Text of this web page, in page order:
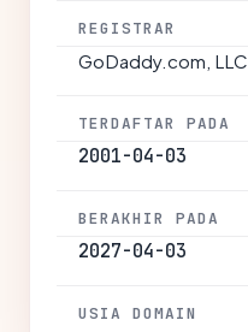
REGISTRAR
GoDaddy.com, LLC
TERDAFTAR PADA
2001-04-03
BERAKHIR PADA
2027-04-03
USIA DOMAIN